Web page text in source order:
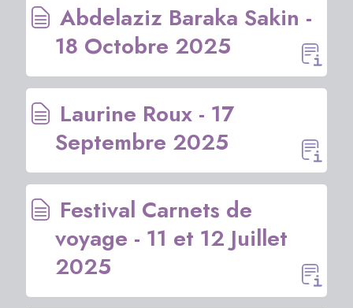
Abdelaziz Baraka Sakin -
18 Octobre 2025
Laurine Roux - 17
Septembre 2025
Festival Carnets de
voyage - 11 et 12 Juillet
2025